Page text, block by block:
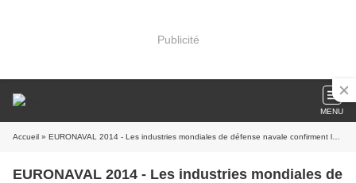
Publicité
MENU
Accueil » EURONAVAL 2014 - Les industries mondiales de défense navale confirment le leadership du rendez-vous parisien
EURONAVAL 2014 - Les industries mondiales de